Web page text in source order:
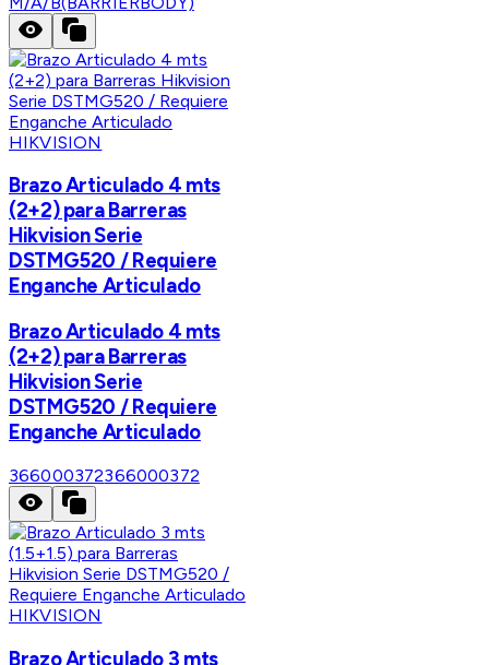
HIKVISION
Brazo Articulado 4 mts
(2+2) para Barreras
Hikvision Serie
DSTMG520 / Requiere
Enganche Articulado
Brazo Articulado 4 mts
(2+2) para Barreras
Hikvision Serie
DSTMG520 / Requiere
Enganche Articulado
366000372366000372
HIKVISION
Brazo Articulado 3 mts